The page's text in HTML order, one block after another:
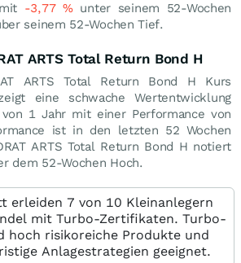
-3,77 %unter seinem 52-Wochen
seinem 52-Wochen Tief.
ARTS Total Return Bond H
ARTS Total Return Bond H Kurs
eine schwache Wertentwicklung
1 Jahr mit einer Performance von
ist in den letzten 52 Wochen
ARTS Total Return Bond H notiert
dem 52-Wochen Hoch.
erleiden 7 von 10 Kleinanlegern
mit Turbo-Zertifikaten. Turbo-
hoch risikoreiche Produkte und
Anlagestrategien geeignet.